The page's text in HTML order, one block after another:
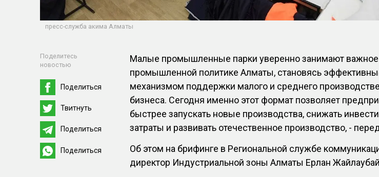
пресс-служба акима Алматы
Поделитесь
новостью
Поделиться
Твитнуть
Поделиться
Поделиться
Малые промышленные парки уверенно занимают важное
промышленной политике Алматы, становясь
механизмом поддержки малого и среднего
бизнеса. Сегодня именно этот формат позволяет
быстрее запускать новые производства, снижать
затраты и развивать отечественное производство, -
Об этом на брифинге в Региональной службе
директор Индустриальной зоны Алматы Ерлан